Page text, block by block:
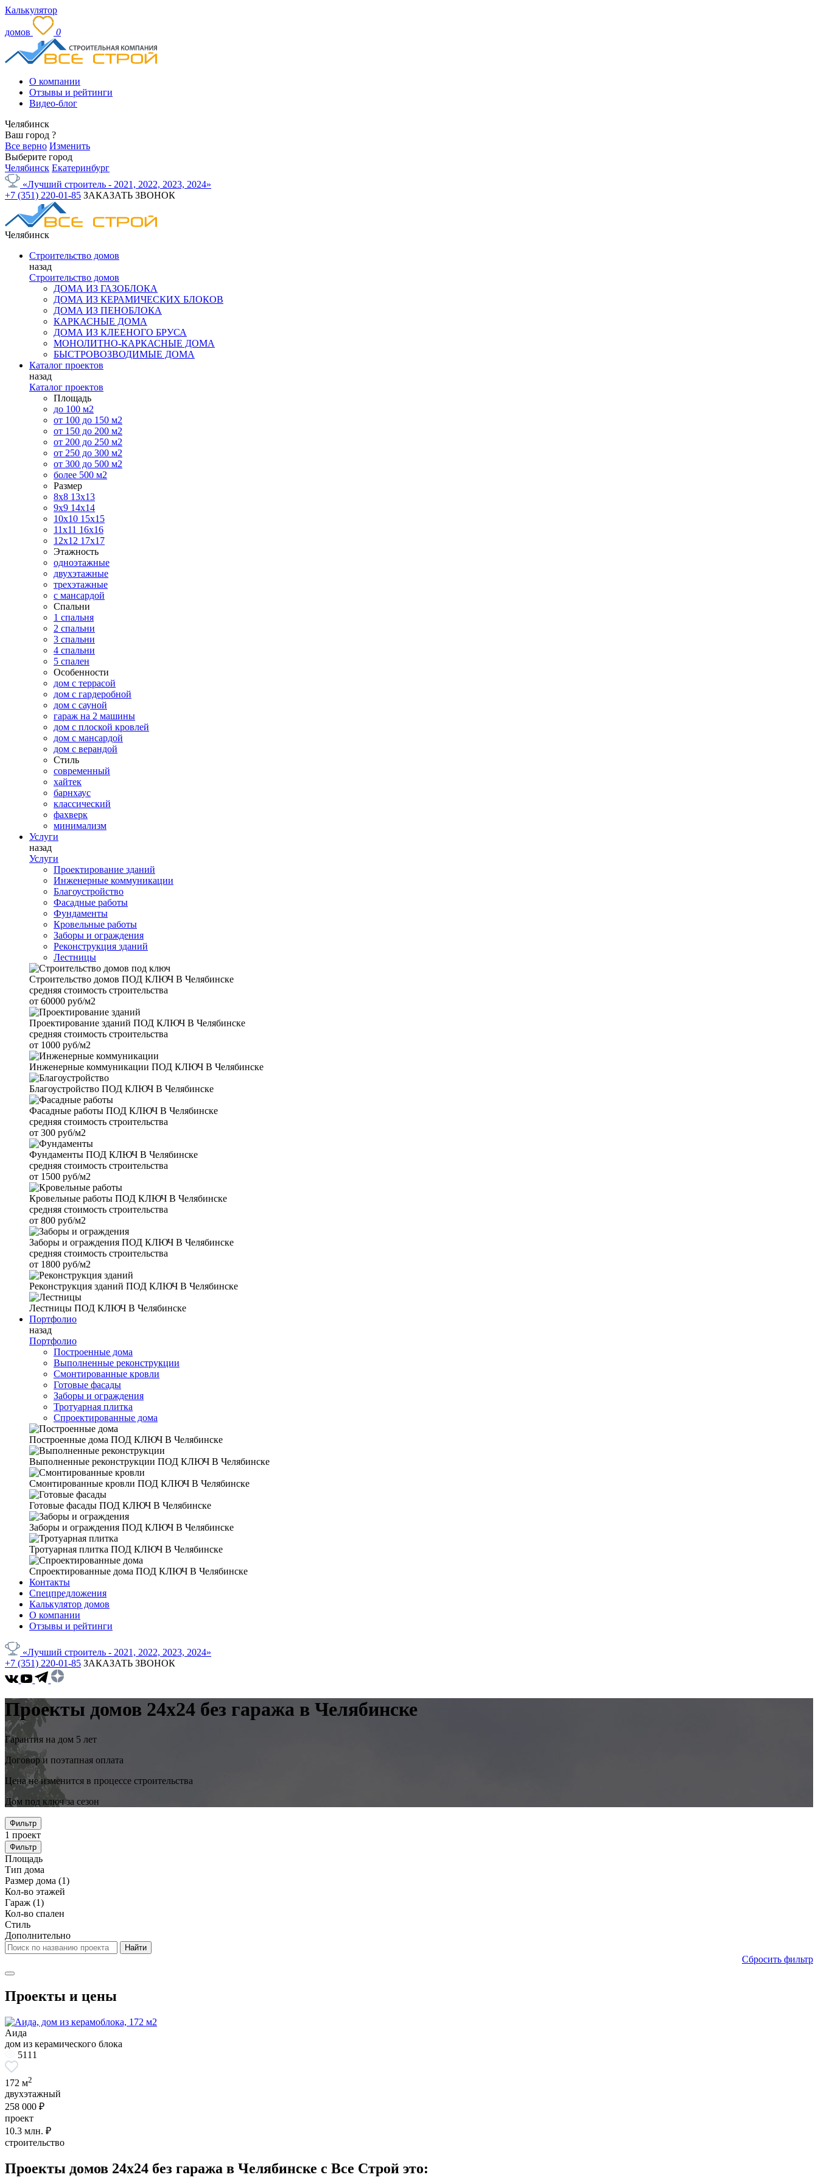
Калькулятор
домов 0
О компании
Отзывы и рейтинги
Видео-блог
Челябинск
Ваш город ?
Все верно Изменить
Выберите город
Челябинск Екатеринбург
«Лучший строитель - 2021, 2022, 2023, 2024»
+7 (351) 220-01-85 ЗАКАЗАТЬ ЗВОНОК
Челябинск
Строительство домов
назад
Строительство домов
ДОМА ИЗ ГАЗОБЛОКА
ДОМА ИЗ КЕРАМИЧЕСКИХ БЛОКОВ
ДОМА ИЗ ПЕНОБЛОКА
КАРКАСНЫЕ ДОМА
ДОМА ИЗ КЛЕЕНОГО БРУСА
МОНОЛИТНО-КАРКАСНЫЕ ДОМА
БЫСТРОВОЗВОДИМЫЕ ДОМА
Каталог проектов
назад
Каталог проектов
Площадь
до 100 м2
от 100 до 150 м2
от 150 до 200 м2
от 200 до 250 м2
от 250 до 300 м2
от 300 до 500 м2
более 500 м2
Размер
8х8 13х13
9х9 14х14
10х10 15х15
11x11 16х16
12х12 17х17
Этажность
одноэтажные
двухэтажные
трехэтажные
с мансардой
Спальни
1 спальня
2 спальни
3 спальни
4 спальни
5 спален
Особенности
дом с террасой
дом с гардеробной
дом с сауной
гараж на 2 машины
дом с плоской кровлей
дом с мансардой
дом с верандой
Стиль
современный
хайтек
барнхаус
классический
фахверк
минимализм
Услуги
назад
Услуги
Проектирование зданий
Инженерные коммуникации
Благоустройство
Фасадные работы
Фундаменты
Кровельные работы
Заборы и ограждения
Реконструкция зданий
Лестницы
Строительство домов ПОД КЛЮЧ В Челябинске
средняя стоимость строительства
от 60000 руб/м2
Проектирование зданий ПОД КЛЮЧ В Челябинске
средняя стоимость строительства
от 1000 руб/м2
Инженерные коммуникации ПОД КЛЮЧ В Челябинске
Благоустройство ПОД КЛЮЧ В Челябинске
Фасадные работы ПОД КЛЮЧ В Челябинске
средняя стоимость строительства
от 300 руб/м2
Фундаменты ПОД КЛЮЧ В Челябинске
средняя стоимость строительства
от 1500 руб/м2
Кровельные работы ПОД КЛЮЧ В Челябинске
средняя стоимость строительства
от 800 руб/м2
Заборы и ограждения ПОД КЛЮЧ В Челябинске
средняя стоимость строительства
от 1800 руб/м2
Реконструкция зданий ПОД КЛЮЧ В Челябинске
Лестницы ПОД КЛЮЧ В Челябинске
Портфолио
назад
Портфолио
Построенные дома
Выполненные реконструкции
Смонтированные кровли
Готовые фасады
Заборы и ограждения
Тротуарная плитка
Спроектированные дома
Построенные дома ПОД КЛЮЧ В Челябинске
Выполненные реконструкции ПОД КЛЮЧ В Челябинске
Смонтированные кровли ПОД КЛЮЧ В Челябинске
Готовые фасады ПОД КЛЮЧ В Челябинске
Заборы и ограждения ПОД КЛЮЧ В Челябинске
Тротуарная плитка ПОД КЛЮЧ В Челябинске
Спроектированные дома ПОД КЛЮЧ В Челябинске
Контакты
Спецпредложения
Калькулятор домов
О компании
Отзывы и рейтинги
«Лучший строитель - 2021, 2022, 2023, 2024»
+7 (351) 220-01-85 ЗАКАЗАТЬ ЗВОНОК
Проекты домов 24x24 без гаража в Челябинске
Гарантия на дом 5 лет
Договор и поэтапная оплата
Цена не изменится в процессе строительства
Дом под ключ за сезон
Фильтр
1 проект
Фильтр
Площадь
Тип дома
Размер дома (1)
Кол-во этажей
Гараж (1)
Кол-во спален
Стиль
Дополнительно
Сбросить фильтр
Проекты и цены
Аида
дом из керамического блока
5111
172 м2
двухэтажный
258 000 ₽
проект
10.3 млн. ₽
строительство
Проекты домов 24x24 без гаража в Челябинске с Все Строй это: